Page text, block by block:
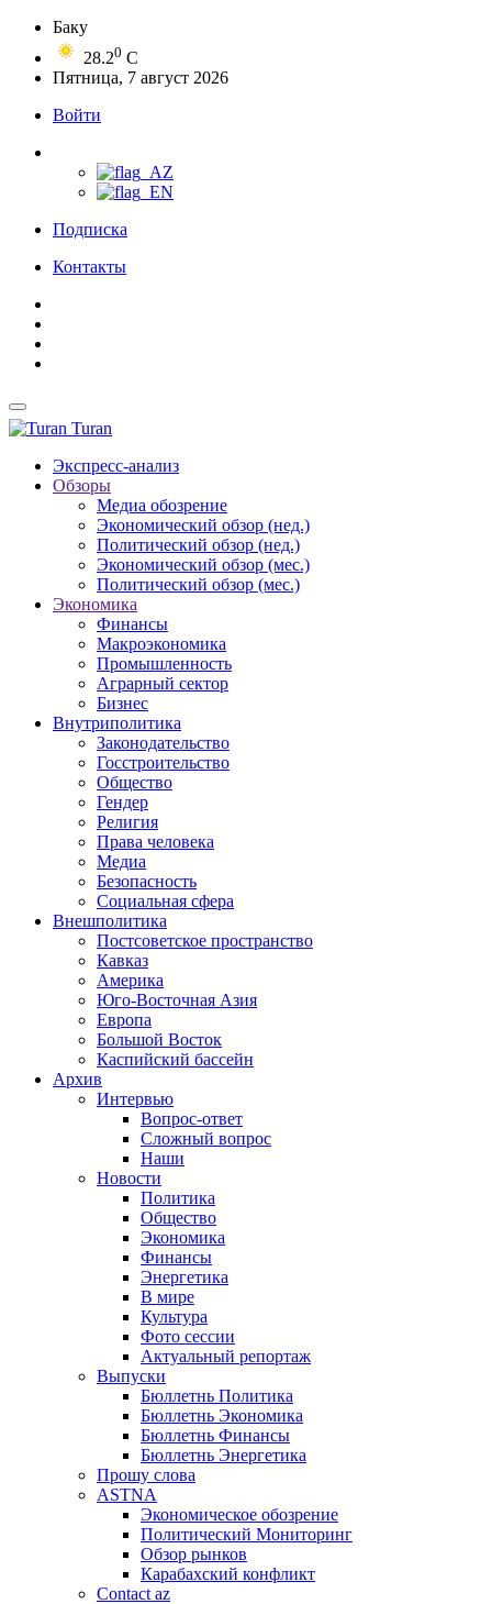
Баку
28.20 C
Пятница, 7 август 2026
Войти
Подписка
Контакты
Turan
Экспресс-анализ
Обзоры
Медиа обозрение
Экономический обзор (нед.)
Политический обзор (нед.)
Экономический обзор (мес.)
Политический обзор (мес.)
Экономика
Финансы
Макроэкономика
Промышленность
Аграрный сектор
Бизнес
Внутриполитика
Законодательство
Госстроительство
Общество
Гендер
Религия
Права человека
Медиа
Безопасность
Социальная сфера
Внешполитика
Постсоветское пространство
Кавказ
Америка
Юго-Восточная Азия
Европа
Большой Восток
Каспийский бассейн
Архив
Интервью
Вопрос-ответ
Сложный вопрос
Наши
Новости
Политика
Общество
Экономика
Финансы
Энергетика
В мире
Культура
Фото сессии
Актуальный репортаж
Выпуски
Бюллетнь Политика
Бюллетнь Экономика
Бюллетнь Финансы
Бюллетнь Энергетика
Прошу слова
ASTNA
Экономическое обозрение
Политический Мониторинг
Обзор рынков
Карабахский конфликт
Contact az